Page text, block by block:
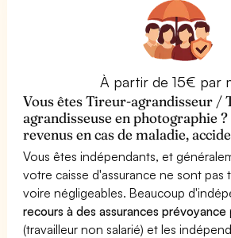
À partir de 15€ par
Vous êtes Tireur-agrandisseur /
agrandisseuse en photographie
revenus en cas de maladie,
Vous êtes indépendants, et
votre caisse d'assurance ne sont pas
voire négligeables. Beaucoup
recours à des assurances prévoyance
(travailleur non salarié) et les